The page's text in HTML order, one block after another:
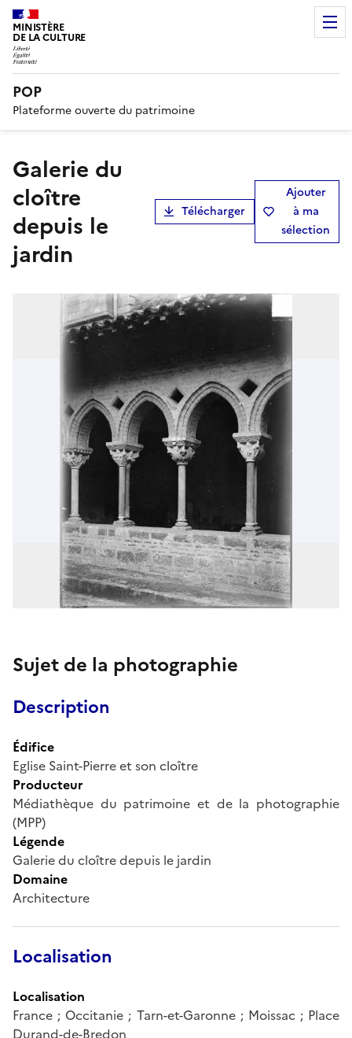
MINISTÈRE
DE LA CULTURE
POP
Plateforme ouverte du patrimoine
Galerie du
cloître
depuis le
jardin
Télécharger
Ajouter
à ma
sélection
Sujet de la photographie
Description
Édifice
Eglise Saint-Pierre et son cloître
Producteur
Médiathèque du patrimoine et de la photographie
(MPP)
Légende
Galerie du cloître depuis le jardin
Domaine
Architecture
Localisation
Localisation
France ; Occitanie ; Tarn-et-Garonne ; Moissac ; Place
Durand-de-Bredon